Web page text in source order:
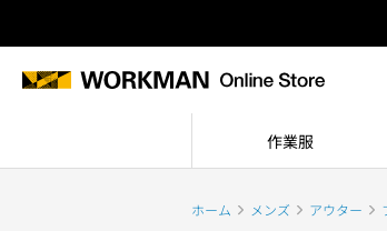
作業服
ホーム メンズ アウター